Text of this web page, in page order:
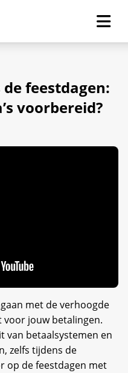
feestdagen:
voorbereid?
met de verhoogde
jouw betalingen.
van betaalsystemen en
zelfs tijdens de
op de feestdagen met